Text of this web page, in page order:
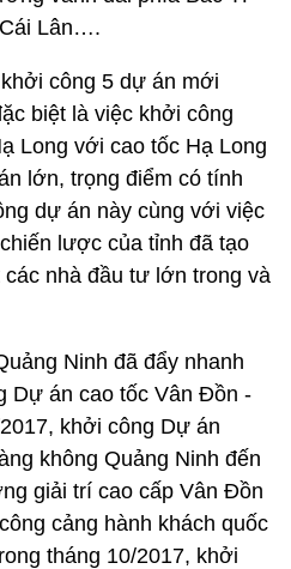
Lân….
công 5 dự án mới
biệt là việc khởi công
Long với cao tốc Hạ Long
lớn, trọng điểm có tính
dự án này cùng với việc
lược của tỉnh đã tạo
nhà đầu tư lớn trong và
Ninh đã đẩy nhanh
Dự án cao tốc Vân Đồn -
khởi công Dự án
không Quảng Ninh đến
giải trí cao cấp Vân Đồn
cảng hành khách quốc
tháng 10/2017, khởi